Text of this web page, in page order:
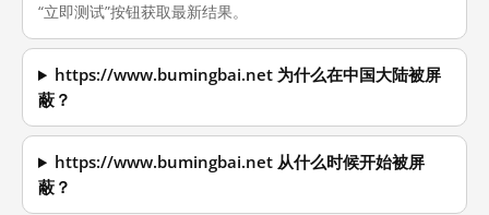
“立即测试”按钮获取最新结果。
https://www.bumingbai.net 为什么在中国大陆被屏
蔽？
https://www.bumingbai.net 从什么时候开始被屏
蔽？